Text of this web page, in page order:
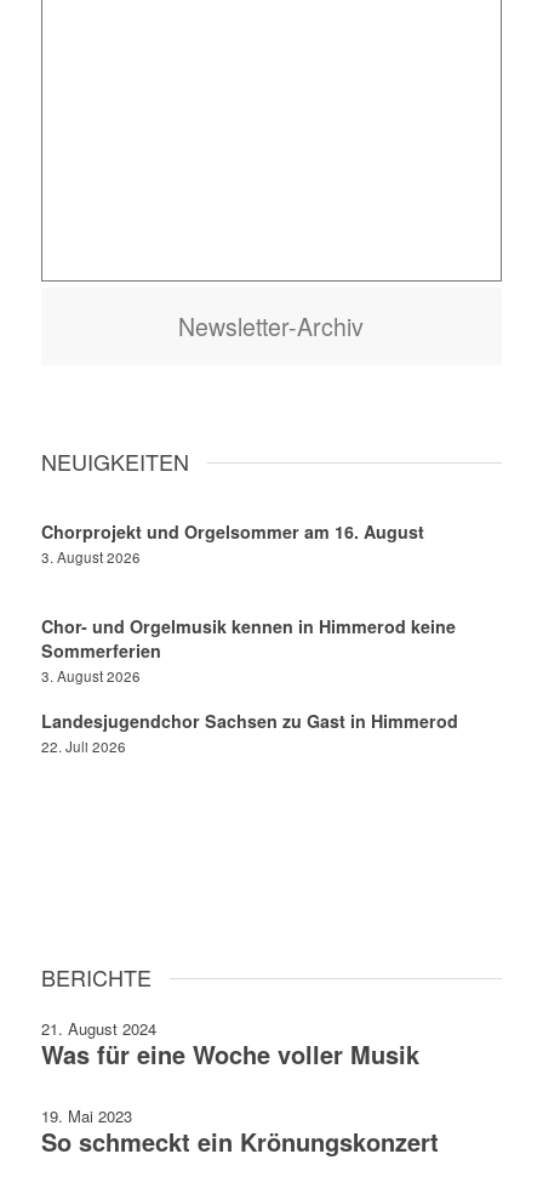
Newsletter-Archiv
NEUIGKEITEN
Chorprojekt und Orgelsommer am 16. August
3. August 2026
Chor- und Orgelmusik kennen in Himmerod keine
Sommerferien
3. August 2026
Landesjugendchor Sachsen zu Gast in Himmerod
22. Juli 2026
BERICHTE
21. August 2024
Was für eine Woche voller Musik
19. Mai 2023
So schmeckt ein Krönungskonzert